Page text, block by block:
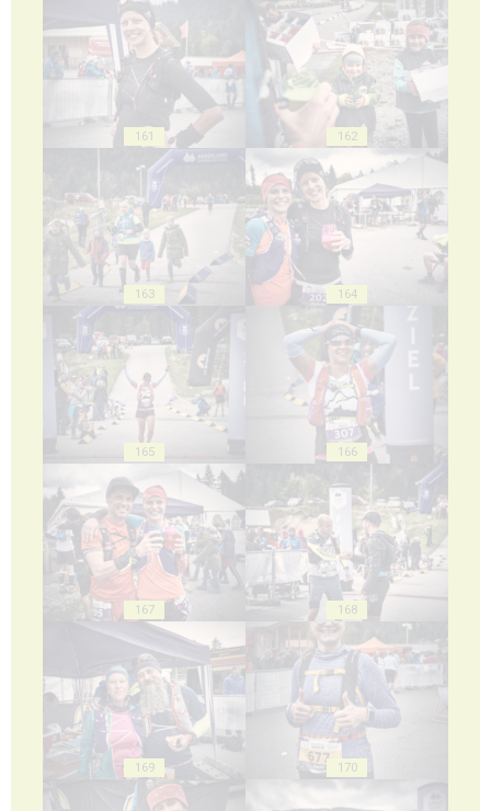
161 162
163 164
165 166
167 168
169 170